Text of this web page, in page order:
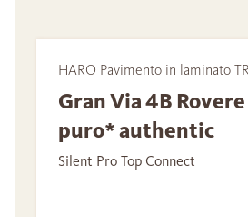
HARO Pavimento in laminato
Gran Via 4B
puro* authentic
Silent Pro Top Connect